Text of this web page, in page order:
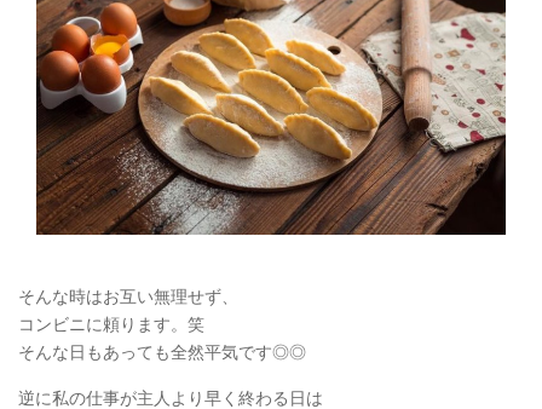
そんな時はお互い無理せず、
コンビニに頼ります。笑
そんな日もあっても全然平気です◎◎
逆に私の仕事が主人より早く終わる日は